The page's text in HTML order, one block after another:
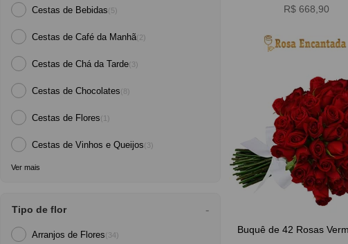
Cestas de Bebidas(5)
Cestas de Café da Manh(2)
Cestas de Chá da Tarde(3)
Cestas de Chocolates(8)
Cestas de Flores(1)
Cestas de Vinhos e Queijos(3)
Ver mais
Tipo de flor
Arranjos de Flores(34)
R$ 668,90
Buquê de 42 Rosas